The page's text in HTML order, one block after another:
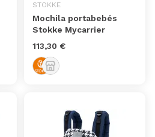
STOKKE
Mochila portabebés
Stokke Mycarrier
113,30 €